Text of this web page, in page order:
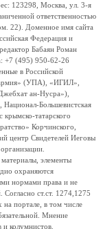
123298, Москва, ул. 3-я
ответственностью
22). Доменное имя сайта
Федерация и
Бабаян Роман
+7 (495) 950-62-26
в Российской
армия» (УПА), «ИГИЛ»,
ан-Нусра»),
Большевистская
татарского
Корчинского,
центр Свидетелей Иеговы
элементы
охраняются
нормами права и не
Согласно ст.ст. 1274,1275
портале, в том числе
Мнение
колумнистов.